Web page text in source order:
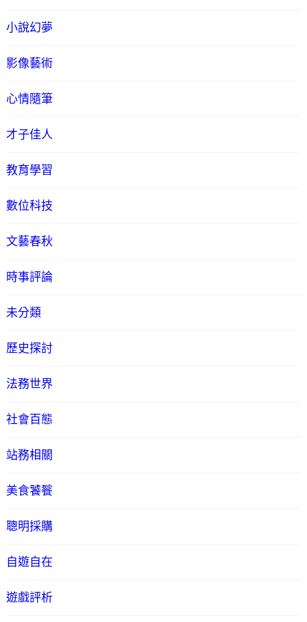
小說幻夢
影像藝術
心情隨筆
才子佳人
教育學習
數位科技
文藝春秋
時事評論
未分類
歷史探討
法務世界
社會百態
站務相關
美食饕餮
聰明採購
自遊自在
遊戲評析